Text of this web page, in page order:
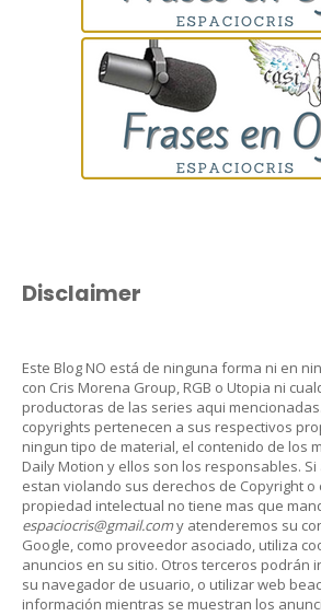
Disclaimer
Este Blog NO está de ninguna forma ni en
con Cris Morena Group, RGB o Utopia ni
productoras de las series aqui
copyrights pertenecen a sus respectivos
ningun tipo de material, el contenido de los
Daily Motion y ellos son los responsables.
estan violando sus derechos de Copyright
propiedad intelectual no tiene mas que
espaciocris@gmail.comy atenderemos su
Google, como proveedor asociado, utiliza
anuncios en su sitio. Otros terceros podrán
su navegador de usuario, o utilizar web
información mientras se muestran los